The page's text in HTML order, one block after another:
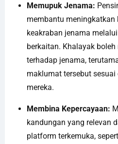
Memupuk Jenama:
membantu meningkatkan
keakraban jenama
berkaitan. Khalayak
terhadap jenama,
maklumat tersebut
mereka.
Membina Kepercayaan:
kandungan yang relevan
platform terkemuka,